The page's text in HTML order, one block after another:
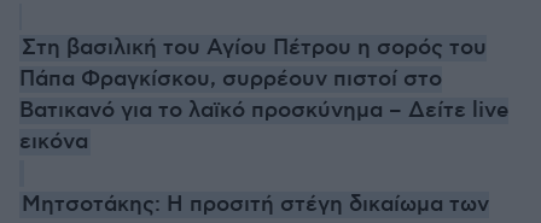
Στη βασιλική του Αγίου Πέτρου η σορός του
Πάπα Φραγκίσκου, συρρέουν πιστοί στο
Βατικανό για το λαϊκό προσκύνημα – Δείτε live
εικόνα
Μητσοτάκης: Η προσιτή στέγη δικαίωμα των